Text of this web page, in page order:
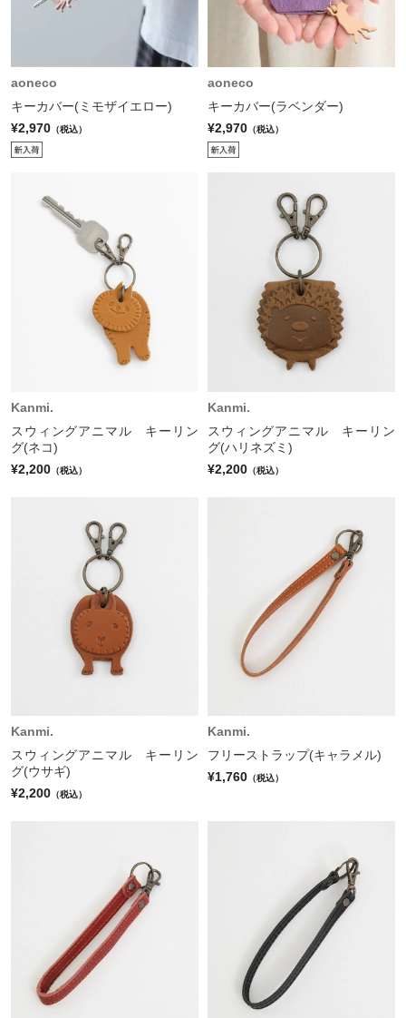
aoneco
キーカバー(ミモザイエロー)
¥2,970 （税込）
aoneco
キーカバー(ラベンダー)
¥2,970 （税込）
Kanmi.
スウィングアニマル キーリン
グ(ネコ)
¥2,200 （税込）
Kanmi.
スウィングアニマル キーリン
グ(ハリネズミ)
¥2,200 （税込）
Kanmi.
スウィングアニマル キーリン
グ(ウサギ)
¥2,200 （税込）
Kanmi.
フリーストラップ(キャラメル)
¥1,760 （税込）